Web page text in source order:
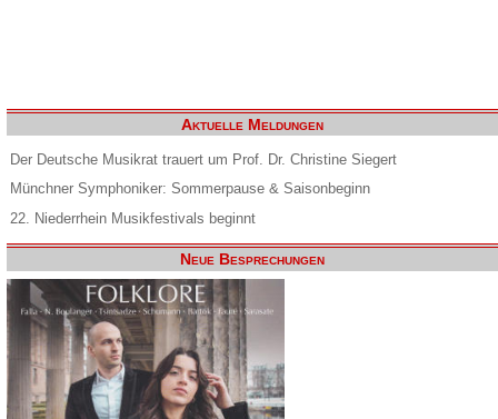
Aktuelle Meldungen
Der Deutsche Musikrat trauert um Prof. Dr. Christine Siegert
Münchner Symphoniker: Sommerpause & Saisonbeginn
22. Niederrhein Musikfestivals beginnt
Neue Besprechungen